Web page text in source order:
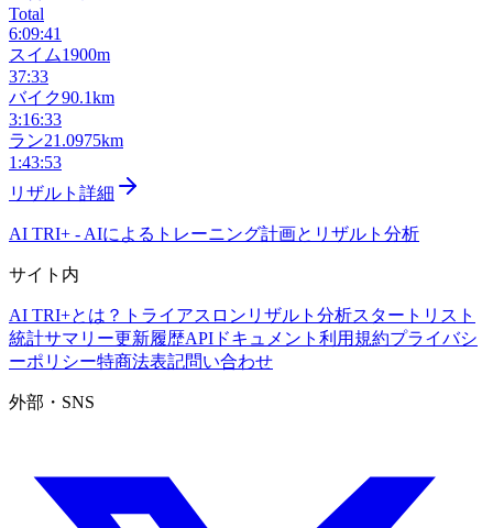
Total
6:09:41
スイム1900m
37:33
バイク90.1km
3:16:33
ラン21.0975km
1:43:53
リザルト詳細
AI TRI+ - AIによるトレーニング計画とリザルト分析
サイト内
AI TRI+とは？ トライアスロンリザルト分析スタートリスト
統計サマリー更新履歴APIドキュメント 利用規約プライバシ
ーポリシー特商法表記問い合わせ
外部・SNS